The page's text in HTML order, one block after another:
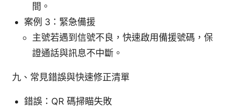
間。
案例 3：緊急備援
主號若遇到信號不良，快速啟用備援號碼，保
證通話與訊息不中斷。
九、常見錯誤與快速修正清單
錯誤：QR 碼掃瞄失敗